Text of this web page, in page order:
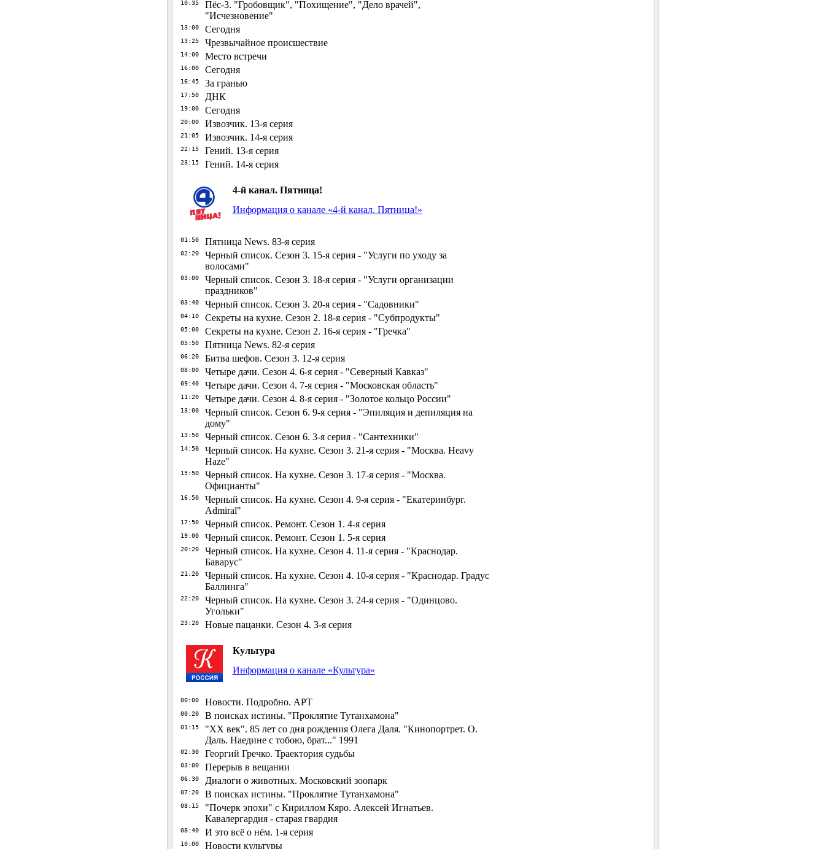
10:35
Пёс-3. "Гробовщик", "Похищение", "Дело врачей",
"Исчезновение"
13:00 Сегодня
13:25 Чрезвычайное происшествие
14:00 Место встречи
16:00 Сегодня
16:45 За гранью
17:50 ДНК
19:00 Сегодня
20:00 Извозчик. 13-я серия
21:05 Извозчик. 14-я серия
22:15 Гений. 13-я серия
23:15 Гений. 14-я серия
4-й канал. Пятница!
Информация о канале «4-й канал. Пятница!»
01:50 Пятница News. 83-я серия
02:20
Черный список. Сезон 3. 15-я серия - "Услуги по уходу за
волосами"
03:00
Черный список. Сезон 3. 18-я серия - "Услуги организации
праздников"
03:40 Черный список. Сезон 3. 20-я серия - "Садовники"
04:10 Секреты на кухне. Сезон 2. 18-я серия - "Субпродукты"
05:00 Секреты на кухне. Сезон 2. 16-я серия - "Гречка"
05:50 Пятница News. 82-я серия
06:20 Битва шефов. Сезон 3. 12-я серия
08:00 Четыре дачи. Сезон 4. 6-я серия - "Северный Кавказ"
09:40 Четыре дачи. Сезон 4. 7-я серия - "Московская область"
11:20 Четыре дачи. Сезон 4. 8-я серия - "Золотое кольцо России"
13:00
Черный список. Сезон 6. 9-я серия - "Эпиляция и депиляция на
дому"
13:50 Черный список. Сезон 6. 3-я серия - "Сантехники"
14:50
Черный список. На кухне. Сезон 3. 21-я серия - "Москва. Heavy
Haze"
15:50
Черный список. На кухне. Сезон 3. 17-я серия - "Москва.
Официанты"
16:50
Черный список. На кухне. Сезон 4. 9-я серия - "Екатеринбург.
Admiral"
17:50 Черный список. Ремонт. Сезон 1. 4-я серия
19:00 Черный список. Ремонт. Сезон 1. 5-я серия
20:20
Черный список. На кухне. Сезон 4. 11-я серия - "Краснодар.
Баварус"
21:20
Черный список. На кухне. Сезон 4. 10-я серия - "Краснодар. Градус
Баллинга"
22:20
Черный список. На кухне. Сезон 3. 24-я серия - "Одинцово.
Угольки"
23:20 Новые пацанки. Сезон 4. 3-я серия
Культура
Информация о канале «Культура»
00:00 Новости. Подробно. АРТ
00:20 В поисках истины. "Проклятие Тутанхамона"
01:15
"ХX век". 85 лет со дня рождения Олега Даля. "Кинопортрет. О.
Даль. Наедине с тобою, брат..." 1991
02:30 Георгий Гречко. Траектория судьбы
03:00 Перерыв в вещании
06:30 Диалоги о животных. Московский зоопарк
07:20 В поисках истины. "Проклятие Тутанхамона"
08:15
"Почерк эпохи" с Кириллом Кяро. Алексей Игнатьев.
Кавалергардия - старая гвардия
08:40 И это всё о нём. 1-я серия
10:00 Новости культуры